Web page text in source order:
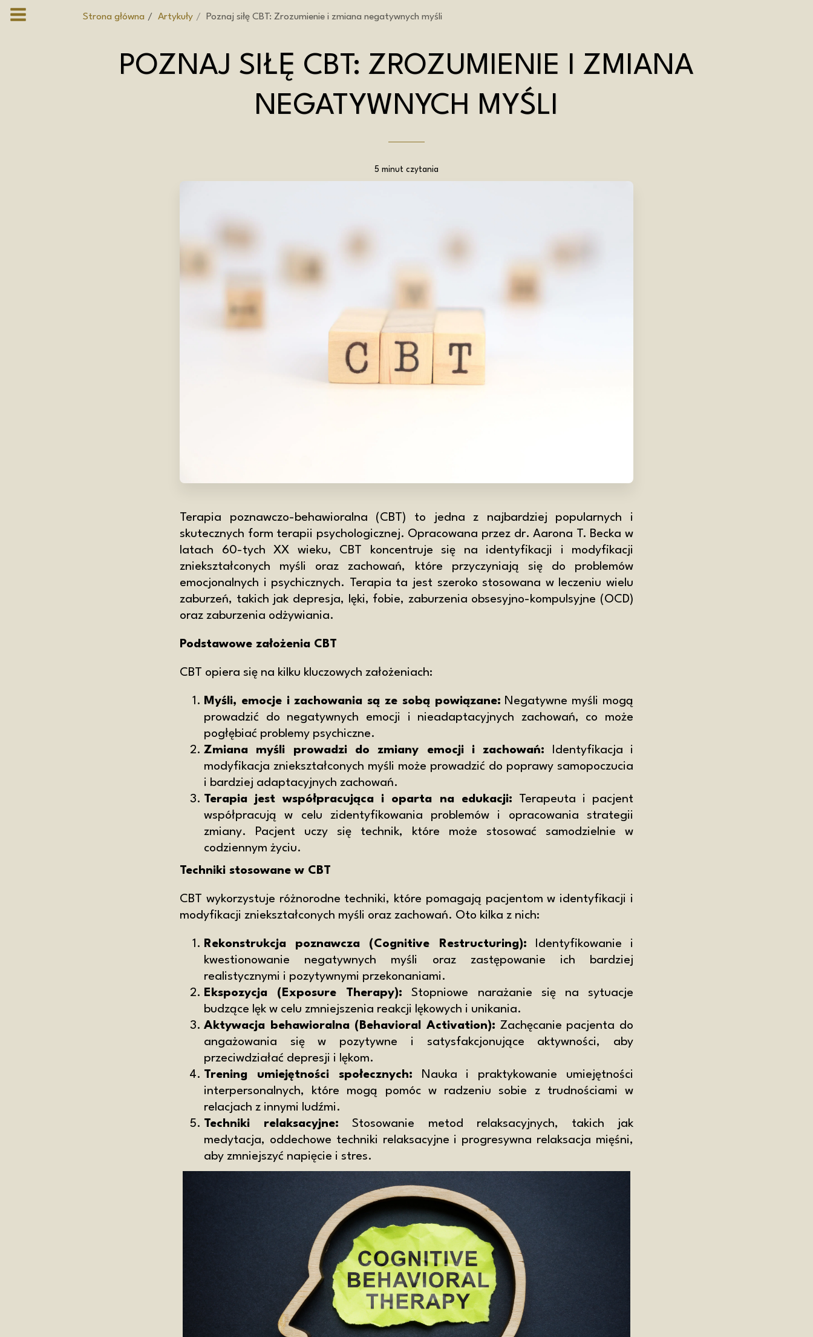
Strona główna Artykuły Poznaj siłę CBT: Zrozumienie i zmiana negatywnych myśli
POZNAJ SIŁĘ CBT: ZROZUMIENIE I ZMIANA
NEGATYWNYCH MYŚLI
5 minut czytania
Terapia poznawczo-behawioralna (CBT) to jedna z najbardziej popularnych i
skutecznych form terapii psychologicznej. Opracowana przez dr. Aarona T. Becka w
latach 60-tych XX wieku, CBT koncentruje się na identyfikacji i modyfikacji
zniekształconych myśli oraz zachowań, które przyczyniają się do problemów
emocjonalnych i psychicznych. Terapia ta jest szeroko stosowana w leczeniu wielu
zaburzeń, takich jak depresja, lęki, fobie, zaburzenia obsesyjno-kompulsyjne (OCD)
oraz zaburzenia odżywiania.
Podstawowe założenia CBT
CBT opiera się na kilku kluczowych założeniach:
Myśli, emocje i zachowania są ze sobą powiązane: Negatywne myśli mogą
prowadzić do negatywnych emocji i nieadaptacyjnych zachowań, co może
pogłębiać problemy psychiczne.
Zmiana myśli prowadzi do zmiany emocji i zachowań: Identyfikacja i
modyfikacja zniekształconych myśli może prowadzić do poprawy samopoczucia
i bardziej adaptacyjnych zachowań.
Terapia jest współpracująca i oparta na edukacji: Terapeuta i pacjent
współpracują w celu zidentyfikowania problemów i opracowania strategii
zmiany. Pacjent uczy się technik, które może stosować samodzielnie w
codziennym życiu.
Techniki stosowane w CBT
CBT wykorzystuje różnorodne techniki, które pomagają pacjentom w identyfikacji i
modyfikacji zniekształconych myśli oraz zachowań. Oto kilka z nich:
Rekonstrukcja poznawcza (Cognitive Restructuring): Identyfikowanie i
kwestionowanie negatywnych myśli oraz zastępowanie ich bardziej
realistycznymi i pozytywnymi przekonaniami.
Ekspozycja (Exposure Therapy): Stopniowe narażanie się na sytuacje
budzące lęk w celu zmniejszenia reakcji lękowych i unikania.
Aktywacja behawioralna (Behavioral Activation): Zachęcanie pacjenta do
angażowania się w pozytywne i satysfakcjonujące aktywności, aby
przeciwdziałać depresji i lękom.
Trening umiejętności społecznych: Nauka i praktykowanie umiejętności
interpersonalnych, które mogą pomóc w radzeniu sobie z trudnościami w
relacjach z innymi ludźmi.
Techniki relaksacyjne: Stosowanie metod relaksacyjnych, takich jak
medytacja, oddechowe techniki relaksacyjne i progresywna relaksacja mięśni,
aby zmniejszyć napięcie i stres.